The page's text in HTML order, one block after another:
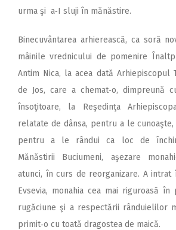
urma şi a‑I sluji în mănăstire.
Binecuvântarea arhierească, ca soră
mâinile vrednicului de pomenire
Antim Nica, la acea dată Arhiepiscopul
de Jos, care a chemat‑o, dimpreună
însoţitoare, la Reşedinţa
relatate de dânsa, pentru a le
pentru a le rândui ca loc de
Mănăstirii Buciumeni, aşezare
atunci, în curs de reorganizare. A intrat
Evsevia, monahia cea mai riguroasă
rugăciune şi a respectării rânduielilor
primit‑o cu toată dragostea de maică.